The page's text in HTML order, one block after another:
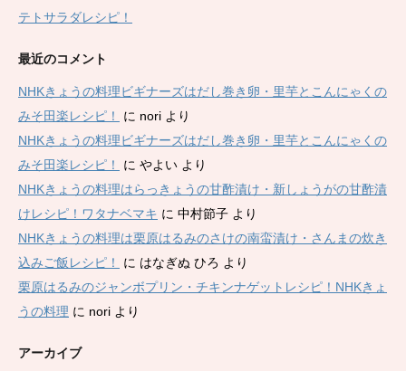
テトサラダレシピ！
最近のコメント
NHKきょうの料理ビギナーズはだし巻き卵・里芋とこんにゃくの
みそ田楽レシピ！
に nori より
NHKきょうの料理ビギナーズはだし巻き卵・里芋とこんにゃくの
みそ田楽レシピ！
に やよい より
NHKきょうの料理はらっきょうの甘酢漬け・新しょうがの甘酢漬
けレシピ！ワタナベマキ に 中村節子 より
NHKきょうの料理は栗原はるみのさけの南蛮漬け・さんまの炊き
込みご飯レシピ！
に はなぎぬ ひろ より
栗原はるみのジャンボプリン・チキンナゲットレシピ！NHKきょ
うの料理 に nori より
アーカイブ